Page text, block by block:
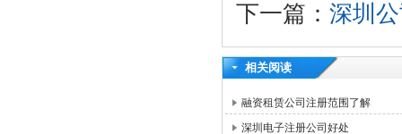
下一篇： 深圳
相关阅读
融资租赁公司注册范围了解
深圳电子注册公司好处